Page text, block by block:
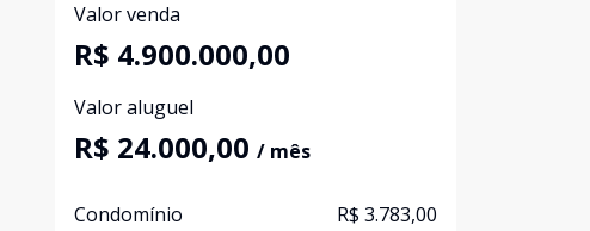
Valor venda
R$ 4.900.000,00
Valor aluguel
R$ 24.000,00 / mês
Condomínio R$ 3.783,00